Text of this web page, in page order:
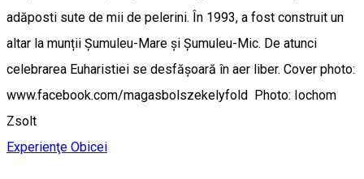
adăposti sute de mii de pelerini. În 1993, a fost construit un
altar la munții Șumuleu-Mare și Șumuleu-Mic. De atunci
celebrarea Euharistiei se desfășoară în aer liber. Cover photo:
www.facebook.com/magasbolszekelyfold Photo: Iochom
Zsolt
Experienţe Obicei